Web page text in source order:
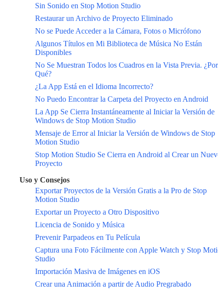
Sin Sonido en Stop Motion Studio
Restaurar un Archivo de Proyecto Eliminado
No se Puede Acceder a la Cámara, Fotos o Micrófono
Algunos Títulos en Mi Biblioteca de Música No Están
Disponibles
No Se Muestran Todos los Cuadros en la Vista Previa. ¿Por
Qué?
¿La App Está en el Idioma Incorrecto?
No Puedo Encontrar la Carpeta del Proyecto en Android
La App Se Cierra Instantáneamente al Iniciar la Versión de
Windows de Stop Motion Studio
Mensaje de Error al Iniciar la Versión de Windows de Stop
Motion Studio
Stop Motion Studio Se Cierra en Android al Crear un
Proyecto
Uso y Consejos
Exportar Proyectos de la Versión Gratis a la Pro de Stop
Motion Studio
Exportar un Proyecto a Otro Dispositivo
Licencia de Sonido y Música
Prevenir Parpadeos en Tu Película
Captura una Foto Fácilmente con Apple Watch y Stop
Studio
Importación Masiva de Imágenes en iOS
Crear una Animación a partir de Audio Pregrabado